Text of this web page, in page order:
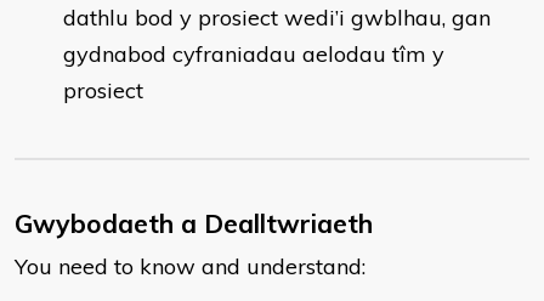
dathlu bod y prosiect wedi’i gwblhau, gan
gydnabod cyfraniadau aelodau tîm y
prosiect​
Gwybodaeth a Dealltwriaeth
You need to know and understand: